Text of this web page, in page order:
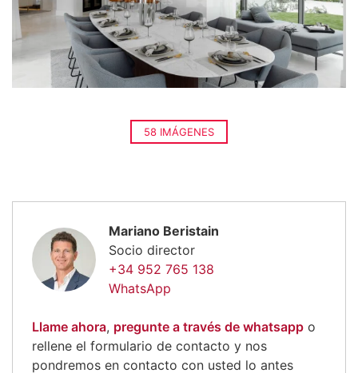
58 IMÁGENES
Mariano Beristain
Socio director
+34 952 765 138
WhatsApp
Llame ahora, pregunte a través de whatsapp o
rellene el formulario de contacto y nos
pondremos en contacto con usted lo antes